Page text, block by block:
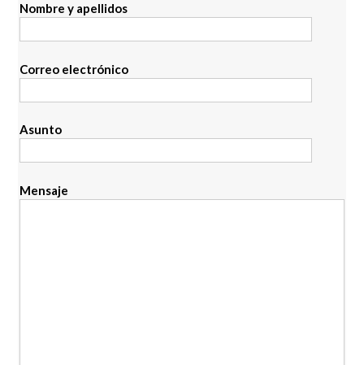
Nombre y apellidos
Correo electrónico
Asunto
Mensaje